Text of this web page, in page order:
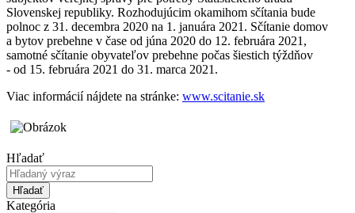
Slovenskej republiky. Rozhodujúcim okamihom sčítania bude
polnoc z 31. decembra 2020 na 1. januára 2021. Sčítanie domov
a bytov prebehne v čase od júna 2020 do 12. februára 2021,
samotné sčítanie obyvateľov prebehne počas šiestich týždňov
- od 15. februára 2021 do 31. marca 2021.
Viac informácií nájdete na stránke: www.scitanie.sk
Hľadať
Hľadať
Kategória